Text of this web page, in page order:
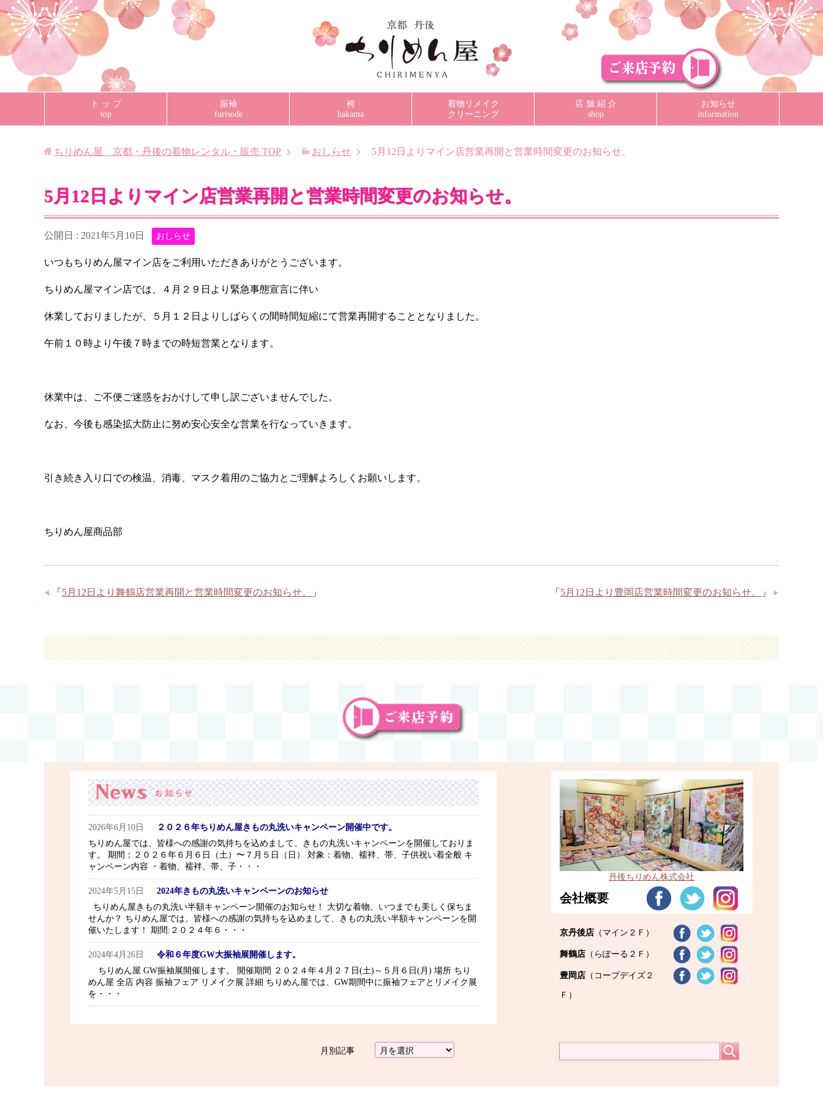
ト ッ プ
top
振袖
furisode
袴
hakama
着物リメイク
クリーニング
店 舗 紹 介
shop
お知らせ
information
ちりめん屋 京都・丹後の着物レンタル・販売 TOP おしらせ 5月12日よりマイン店営業再開と営業時間変更のお知らせ。
5月12日よりマイン店営業再開と営業時間変更のお知らせ。
公開日 : 2021年5月10日 おしらせ
いつもちりめん屋マイン店をご利用いただきありがとうございます。
ちりめん屋マイン店では、４月２９日より緊急事態宣言に伴い
休業しておりましたが、５月１２日よりしばらくの間時間短縮にて営業再開することとなりました。
午前１０時より午後７時までの時短営業となります。
休業中は、ご不便ご迷惑をおかけして申し訳ございませんでした。
なお、今後も感染拡大防止に努め安心安全な営業を行なっていきます。
引き続き入り口での検温、消毒、マスク着用のご協力とご理解よろしくお願いします。
ちりめん屋商品部
「 5月12日より豊岡店営業時間変更のお知らせ。 」
「 5月12日より舞鶴店営業再開と営業時間変更のお知らせ。 」
2026年6月10日
２０２６年ちりめん屋きもの丸洗いキャンペーン開催中です。
ちりめん屋では、皆様への感謝の気持ちを込めまして、きもの丸洗いキャンペーンを開催しておりま
す。 期間：２０２６年６月６日（土）〜７月５日（日） 対象：着物、襦袢、帯、子供祝い着全般 キ
ャンペーン内容 ・着物、襦袢、帯、子・・・
2024年5月15日
2024年きもの丸洗いキャンペーンのお知らせ
ちりめん屋きもの丸洗い半額キャンペーン開催のお知らせ！ 大切な着物、いつまでも美しく保ちま
せんか？ ちりめん屋では、皆様への感謝の気持ちを込めまして、きもの丸洗い半額キャンペーンを開
催いたします！ 期間:２０２４年６・・・
2024年4月26日
令和６年度GW大振袖展開催します。
ちりめん屋 GW振袖展開催します。 開催期間 ２０２４年４月２７日(土)～５月６日(月) 場所 ちり
めん屋 全店 内容 振袖フェア リメイク展 詳細 ちりめん屋では、GW期間中に振袖フェアとリメイク展
を・・・
丹後ちりめん株式会社
会社概要
京丹後店 （マイン２Ｆ）
舞鶴店 （らぽーる２Ｆ）
豊岡店 （コープデイズ２
Ｆ）
月別記事